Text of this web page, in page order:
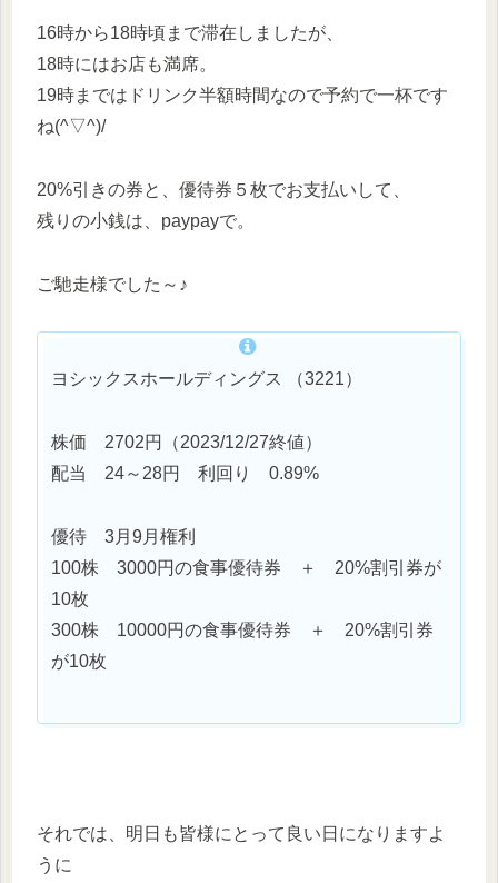
16時から18時頃まで滞在しましたが、
18時にはお店も満席。
19時まではドリンク半額時間なので予約で一杯です
ね(^▽^)/
20%引きの券と、優待券５枚でお支払いして、
残りの小銭は、paypayで。
ご馳走様でした～♪
ヨシックスホールディングス （3221）
株価 2702円（2023/12/27終値）
配当 24～28円 利回り 0.89%
優待 3月9月権利
100株 3000円の食事優待券 ＋ 20%割引券が
10枚
300株 10000円の食事優待券 ＋ 20%割引券
が10枚
それでは、明日も皆様にとって良い日になりますよ
うに